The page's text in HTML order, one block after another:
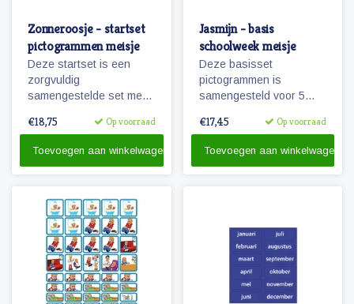
Zonneroosje - startset
pictogrammen meisje
Deze startset is een
zorgvuldig
samengestelde set met
pictogrammen voor een
dagen planning.
€18,75 Op voorraad
Toevoegen aan winkelwagen
Jasmijn - basis
schoolweek meisje
Deze basisset
pictogrammen is
samengesteld voor 5
hoofdactiviteiten van /
schoolweek)
€17,45 Op voorraad
Toevoegen aan winkelwagen